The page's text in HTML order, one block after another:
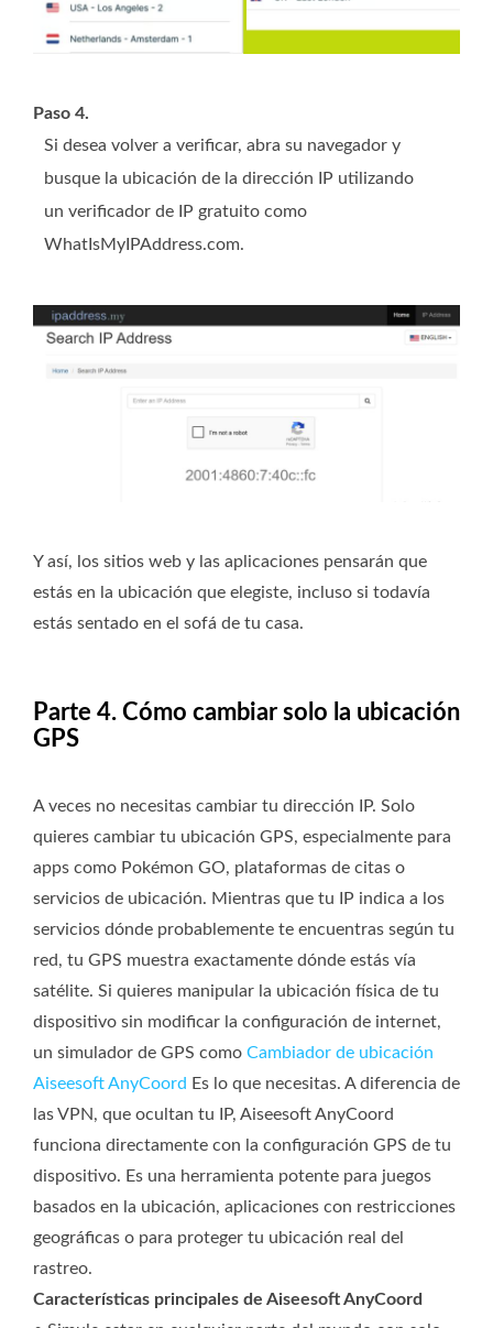
Paso 4.
Si desea volver a verificar, abra su navegador y
busque la ubicación de la dirección IP utilizando
un verificador de IP gratuito como
WhatIsMyIPAddress.com.
Y así, los sitios web y las aplicaciones pensarán que
estás en la ubicación que elegiste, incluso si todavía
estás sentado en el sofá de tu casa.
Parte 4. Cómo cambiar solo la ubicación
GPS
A veces no necesitas cambiar tu dirección IP. Solo
quieres cambiar tu ubicación GPS, especialmente para
apps como Pokémon GO, plataformas de citas o
servicios de ubicación. Mientras que tu IP indica a los
servicios dónde probablemente te encuentras según tu
red, tu GPS muestra exactamente dónde estás vía
satélite. Si quieres manipular la ubicación física de tu
dispositivo sin modificar la configuración de internet,
un simulador de GPS como Cambiador de ubicación
Aiseesoft AnyCoord Es lo que necesitas. A diferencia de
las VPN, que ocultan tu IP, Aiseesoft AnyCoord
funciona directamente con la configuración GPS de tu
dispositivo. Es una herramienta potente para juegos
basados ​​en la ubicación, aplicaciones con restricciones
geográficas o para proteger tu ubicación real del
rastreo.
Características principales de Aiseesoft AnyCoord